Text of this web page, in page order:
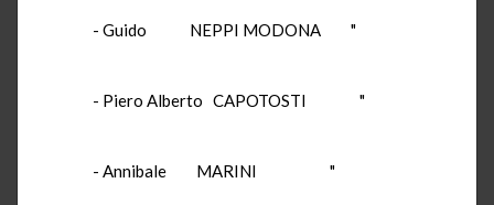
- Guido NEPPI MODONA "
- Piero Alberto CAPOTOSTI "
- Annibale MARINI "